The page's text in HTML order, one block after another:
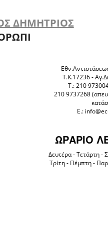
ΔΗΜΗΤΡΙΟΣ
Τ.Κ.17236 -
Τ.: 210
210 9737268
E.:
ΩΡΑΡΙΟ
Δευτέρα - Τετάρτη -
Τρίτη - Πέμπτη -